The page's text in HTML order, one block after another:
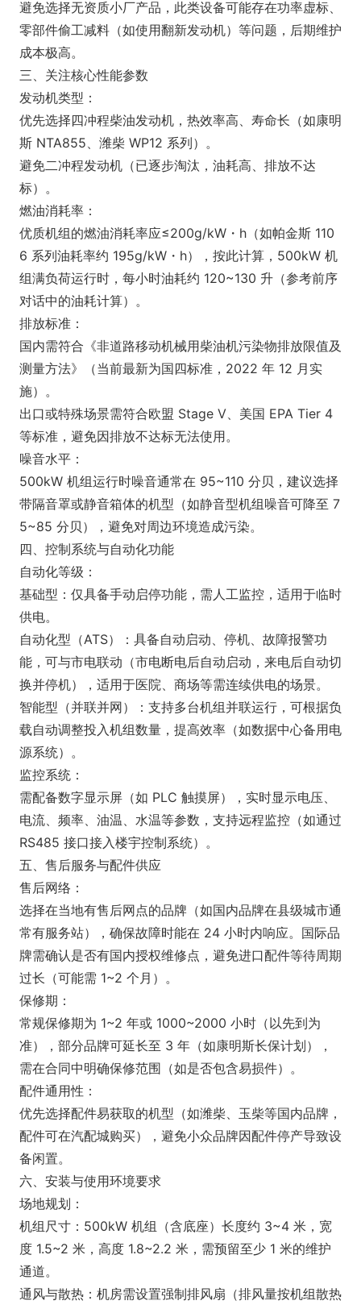
避免选择无资质小厂产品，此类设备可能存在功率虚标、
零部件偷工减料（如使用翻新发动机）等问题，后期维护
成本极高。
三、关注核心性能参数
发动机类型：
优先选择四冲程柴油发动机，热效率高、寿命长（如康明
斯 NTA855、潍柴 WP12 系列）。
避免二冲程发动机（已逐步淘汰，油耗高、排放不达
标）。
燃油消耗率：
优质机组的燃油消耗率应≤200g/kW・h（如帕金斯 110
6 系列油耗率约 195g/kW・h），按此计算，500kW 机
组满负荷运行时，每小时油耗约 120~130 升（参考前序
对话中的油耗计算）。
排放标准：
国内需符合《非道路移动机械用柴油机污染物排放限值及
测量方法》（当前最新为国四标准，2022 年 12 月实
施）。
出口或特殊场景需符合欧盟 Stage V、美国 EPA Tier 4
等标准，避免因排放不达标无法使用。
噪音水平：
500kW 机组运行时噪音通常在 95~110 分贝，建议选择
带隔音罩或静音箱体的机型（如静音型机组噪音可降至 7
5~85 分贝），避免对周边环境造成污染。
四、控制系统与自动化功能
自动化等级：
基础型：仅具备手动启停功能，需人工监控，适用于临时
供电。
自动化型（ATS）：具备自动启动、停机、故障报警功
能，可与市电联动（市电断电后自动启动，来电后自动切
换并停机），适用于医院、商场等需连续供电的场景。
智能型（并联并网）：支持多台机组并联运行，可根据负
载自动调整投入机组数量，提高效率（如数据中心备用电
源系统）。
监控系统：
需配备数字显示屏（如 PLC 触摸屏），实时显示电压、
电流、频率、油温、水温等参数，支持远程监控（如通过
RS485 接口接入楼宇控制系统）。
五、售后服务与配件供应
售后网络：
选择在当地有售后网点的品牌（如国内品牌在县级城市通
常有服务站），确保故障时能在 24 小时内响应。国际品
牌需确认是否有国内授权维修点，避免进口配件等待周期
过长（可能需 1~2 个月）。
保修期：
常规保修期为 1~2 年或 1000~2000 小时（以先到为
准），部分品牌可延长至 3 年（如康明斯长保计划），
需在合同中明确保修范围（如是否包含易损件）。
配件通用性：
优先选择配件易获取的机型（如潍柴、玉柴等国内品牌，
配件可在汽配城购买），避免小众品牌因配件停产导致设
备闲置。
六、安装与使用环境要求
场地规划：
机组尺寸：500kW 机组（含底座）长度约 3~4 米，宽
度 1.5~2 米，高度 1.8~2.2 米，需预留至少 1 米的维护
通道。
通风与散热：机房需设置强制排风扇（排风量按机组散热